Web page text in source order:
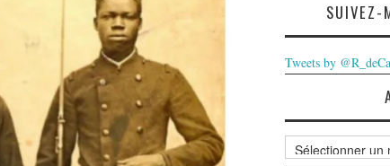
SUIVEZ-
Tweets by
Archives